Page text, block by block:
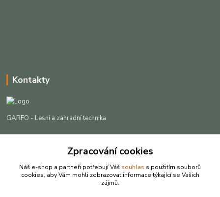
Kontakty
GARFO - Lesní a zahradní technika
+420 725 301 044
info@garfo.cz
Zpracování cookies
Náš e-shop a partneři potřebují Váš souhlas s použitím souborů
cookies, aby Vám mohli zobrazovat informace týkající se Vašich
zájmů.